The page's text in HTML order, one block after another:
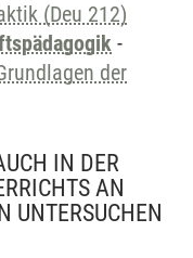
(Deu 212)
-
der
IN DER
AN
UNTERSUCHEN